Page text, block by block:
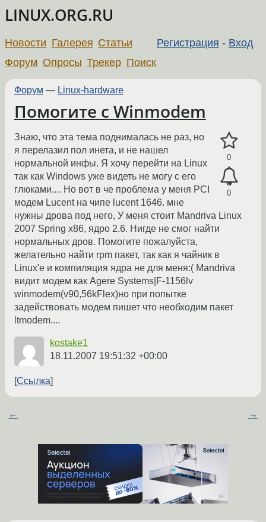
LINUX.ORG.RU
Регистрация - Вход
Новости Галерея Статьи
Форум Опросы Трекер Поиск
Форум — Linux-hardware
Помогите с Winmodem
0
0
Знаю, что эта тема поднималась не раз, но
я перелазил пол инета, и не нашел
нормальной инфы. Я хочу перейти на Linux
так как Windows уже видеть не могу с его
глюками.... Но вот в че проблема у меня PCI
модем Lucent на чипе lucent 1646. мне
нужны дрова под него, У меня стоит Mandriva Linux
2007 Spring x86, ядро 2.6. Нигде не смог найти
нормальных дров. Помогите пожалуйста,
желательно найти rpm пакет, так как я чайник в
Linux'e и компиляция ядра не для меня:( Mandriva
видит модем как Agere Systems|F-1156lv
winmodem(v90,56kFlex)но при попытке
задействовать модем пишет что необходим пакет
ltmodem....
kostake1
18.11.2007 19:51:32 +00:00
Ссылка
← →